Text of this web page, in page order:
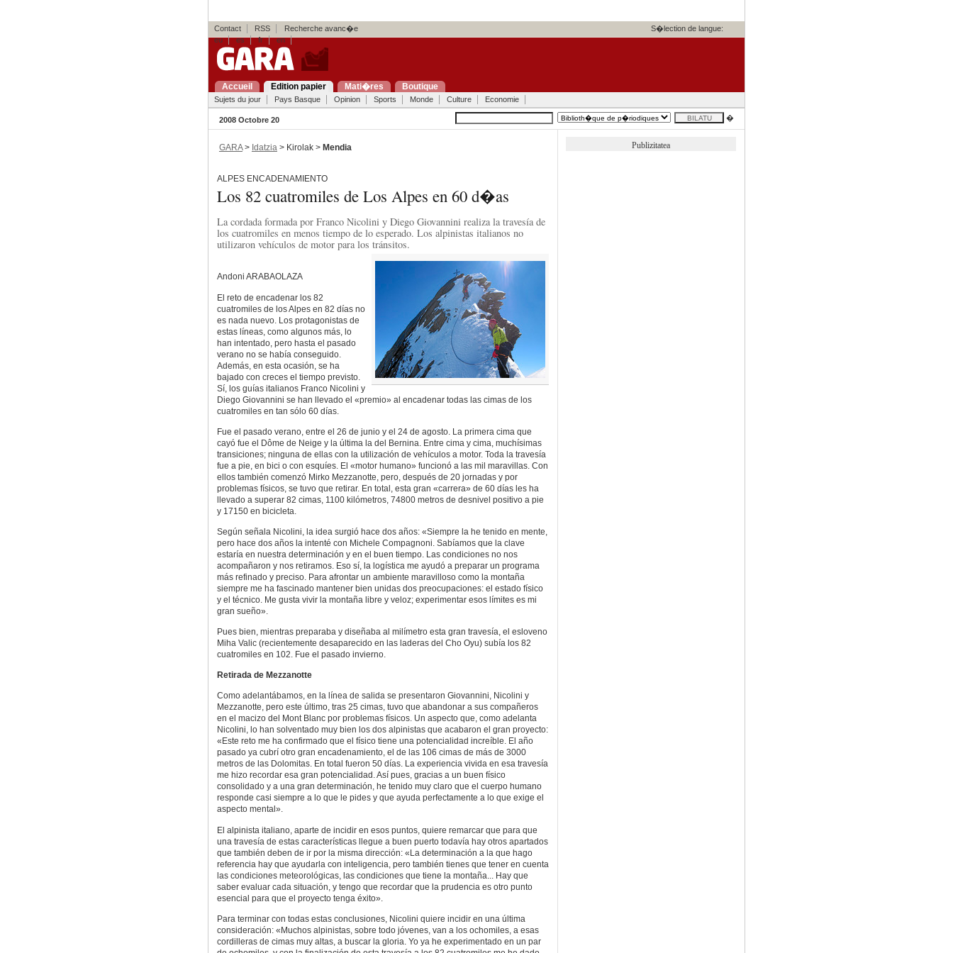
Contact RSS Recherche avanc�e
S�lection de langue:
eu
es fr en
Accueil Edition papier Mati�res Boutique
Sujets du jour Pays Basque Opinion Sports Monde Culture Economie
2008 Octobre 20 �
GARA> Idatzia> Kirolak > Mendia
ALPES ENCADENAMIENTO
Los 82 cuatromiles de Los Alpes en 60 d�as
La cordada formada por Franco Nicolini y Diego Giovannini realiza la travesía de
los cuatromiles en menos tiempo de lo esperado. Los alpinistas italianos no
utilizaron vehículos de motor para los tránsitos.
Andoni ARABAOLAZA
El reto de encadenar los 82
cuatromiles de los Alpes en 82 días no
es nada nuevo. Los protagonistas de
estas líneas, como algunos más, lo
han intentado, pero hasta el pasado
verano no se había conseguido.
Además, en esta ocasión, se ha
bajado con creces el tiempo previsto.
Sí, los guías italianos Franco Nicolini y
Diego Giovannini se han llevado el «premio» al encadenar todas las cimas de los
cuatromiles en tan sólo 60 días.
Fue el pasado verano, entre el 26 de junio y el 24 de agosto. La primera cima que
cayó fue el Dôme de Neige y la última la del Bernina. Entre cima y cima, muchísimas
transiciones; ninguna de ellas con la utilización de vehículos a motor. Toda la travesía
fue a pie, en bici o con esquíes. El «motor humano» funcionó a las mil maravillas. Con
ellos también comenzó Mirko Mezzanotte, pero, después de 20 jornadas y por
problemas físicos, se tuvo que retirar. En total, esta gran «carrera» de 60 días les ha
llevado a superar 82 cimas, 1100 kilómetros, 74800 metros de desnivel positivo a pie
y 17150 en bicicleta.
Según señala Nicolini, la idea surgió hace dos años: «Siempre la he tenido en mente,
pero hace dos años la intenté con Michele Compagnoni. Sabíamos que la clave
estaría en nuestra determinación y en el buen tiempo. Las condiciones no nos
acompañaron y nos retiramos. Eso sí, la logística me ayudó a preparar un programa
más refinado y preciso. Para afrontar un ambiente maravilloso como la montaña
siempre me ha fascinado mantener bien unidas dos preocupaciones: el estado físico
y el técnico. Me gusta vivir la montaña libre y veloz; experimentar esos límites es mi
gran sueño».
Pues bien, mientras preparaba y diseñaba al milímetro esta gran travesía, el esloveno
Miha Valic (recientemente desaparecido en las laderas del Cho Oyu) subía los 82
cuatromiles en 102. Fue el pasado invierno.
Retirada de Mezzanotte
Como adelantábamos, en la línea de salida se presentaron Giovannini, Nicolini y
Mezzanotte, pero este último, tras 25 cimas, tuvo que abandonar a sus compañeros
en el macizo del Mont Blanc por problemas físicos. Un aspecto que, como adelanta
Nicolini, lo han solventado muy bien los dos alpinistas que acabaron el gran proyecto:
«Este reto me ha confirmado que el físico tiene una potencialidad increíble. El año
pasado ya cubrí otro gran encadenamiento, el de las 106 cimas de más de 3000
metros de las Dolomitas. En total fueron 50 días. La experiencia vivida en esa travesía
me hizo recordar esa gran potencialidad. Así pues, gracias a un buen físico
consolidado y a una gran determinación, he tenido muy claro que el cuerpo humano
responde casi siempre a lo que le pides y que ayuda perfectamente a lo que exige el
aspecto mental».
El alpinista italiano, aparte de incidir en esos puntos, quiere remarcar que para que
una travesía de estas características llegue a buen puerto todavía hay otros apartados
que también deben de ir por la misma dirección: «La determinación a la que hago
referencia hay que ayudarla con inteligencia, pero también tienes que tener en cuenta
las condiciones meteorológicas, las condiciones que tiene la montaña... Hay que
saber evaluar cada situación, y tengo que recordar que la prudencia es otro punto
esencial para que el proyecto tenga éxito».
Para terminar con todas estas conclusiones, Nicolini quiere incidir en una última
consideración: «Muchos alpinistas, sobre todo jóvenes, van a los ochomiles, a esas
cordilleras de cimas muy altas, a buscar la gloria. Yo ya he experimentado en un par
Publizitatea